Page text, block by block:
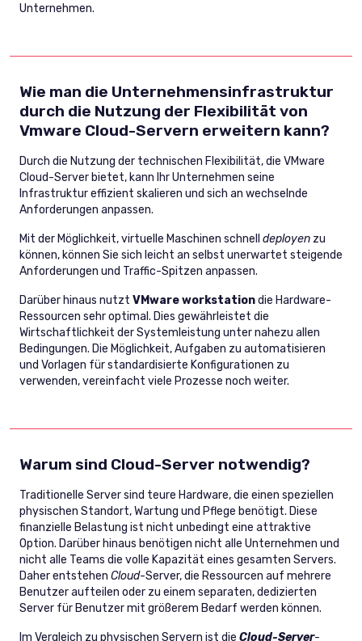
Unternehmen.
Wie man die Unternehmensinfrastruktur
durch die Nutzung der Flexibilität von
Vmware Cloud-Servern erweitern kann?
Durch die Nutzung der technischen Flexibilität, die VMware
Cloud-Server bietet, kann Ihr Unternehmen seine
Infrastruktur effizient skalieren und sich an wechselnde
Anforderungen anpassen.
Mit der Möglichkeit, virtuelle Maschinen schnell deployen zu
können, können Sie sich leicht an selbst unerwartet steigende
Anforderungen und Traffic-Spitzen anpassen.
Darüber hinaus nutzt VMware workstationdie Hardware-
Ressourcen sehr optimal. Dies gewährleistet die
Wirtschaftlichkeit der Systemleistung unter nahezu allen
Bedingungen. Die Möglichkeit, Aufgaben zu automatisieren
und Vorlagen für standardisierte Konfigurationen zu
verwenden, vereinfacht viele Prozesse noch weiter.
Warum sind Cloud-Server notwendig?
Traditionelle Server sind teure Hardware, die einen speziellen
physischen Standort, Wartung und Pflege benötigt. Diese
finanzielle Belastung ist nicht unbedingt eine attraktive
Option. Darüber hinaus benötigen nicht alle Unternehmen und
nicht alle Teams die volle Kapazität eines gesamten Servers.
Daher entstehen Cloud-Server, die Ressourcen auf mehrere
Benutzer aufteilen oder zu einem separaten, dedizierten
Server für Benutzer mit größerem Bedarf werden können.
Im Vergleich zu physischen Servern ist die Cloud-Server-